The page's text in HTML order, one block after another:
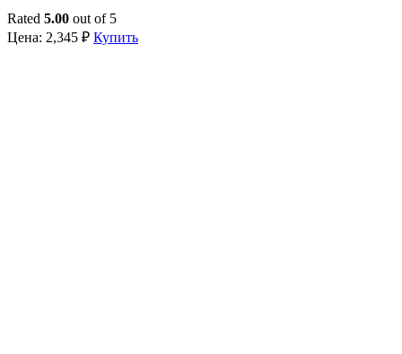
Rated 5.00 out of 5
Цена: 2,345 ₽ Купить